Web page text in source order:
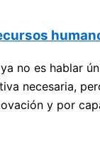
no es hablar
necesaria,
y por